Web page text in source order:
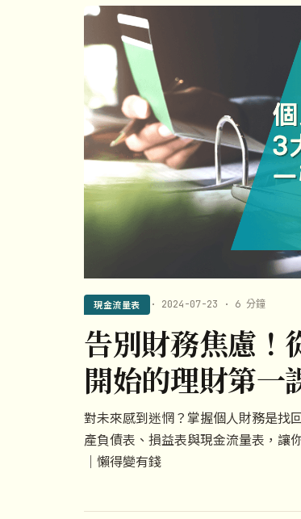
現金流量表 · 2024-07-23 · 6 分鐘
告別財務焦慮！
開始的理財第一
對未來感到迷惘？掌握個人財務是找
產負債表、損益表與現金流量表，讓
｜懶得變有錢